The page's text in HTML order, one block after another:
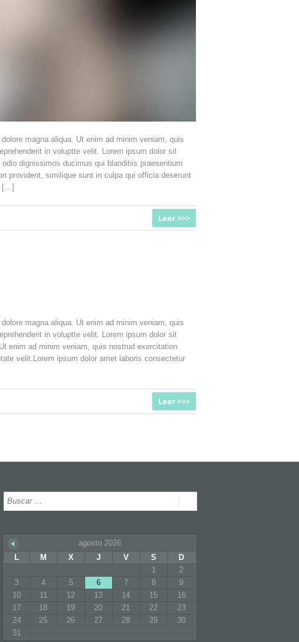
magna aliqua. Ut enim ad minim veniam, quis
in voluptte velit. Lorem ipsum dolor sit
dignissimos ducimus qui blanditiis praesentium
provident, similique sunt in culpa qui officia deserunt
[…]
Leer >>>
magna aliqua. Ut enim ad minim veniam, quis
in voluptte velit. Lorem ipsum dolor sit
enim ad minim veniam, quis nostrud exercitation
velit.Lorem ipsum dolor amet laboris consectetur
Leer >>>
agosto 2026
L
M X J V S
D
1
2
3
4 5 6 7 8
9
10
11 12 13 14 15
16
17
18 19 20 21 22
23
24
25 26 27 28 29
30
31